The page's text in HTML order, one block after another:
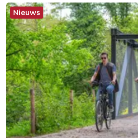
Nieuws